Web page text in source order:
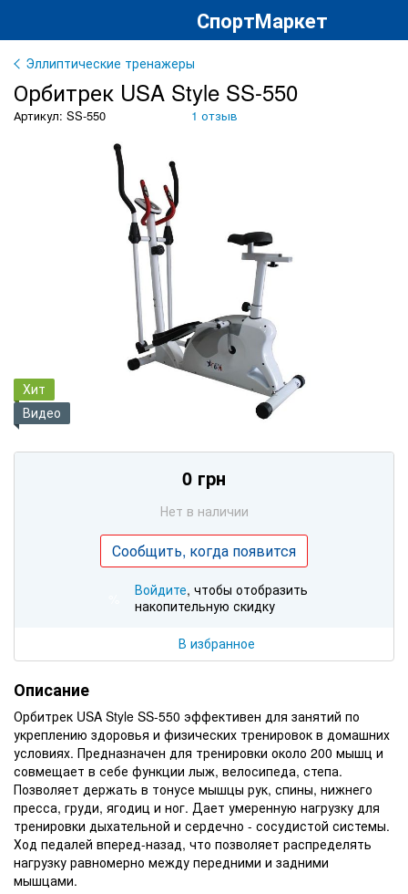
СпортМаркет
Эллиптические тренажеры
Орбитрек USA Style SS-550
Артикул: SS-550 1 отзыв
Хит
Видео
0 грн
Нет в наличии
Сообщить, когда появится
Войдите, чтобы отобразить
накопительную скидку
В избранное
Описание
Орбитрек USA Style SS-550 эффективен для занятий по
укреплению здоровья и физических тренировок в домашних
условиях. Предназначен для тренировки около 200 мышц и
совмещает в себе функции лыж, велосипеда, степа.
Позволяет держать в тонусе мышцы рук, спины, нижнего
пресса, груди, ягодиц и ног. Дает умеренную нагрузку для
тренировки дыхательной и сердечно - сосудистой системы.
Ход педалей вперед-назад, что позволяет распределять
нагрузку равномерно между передними и задними
мышцами.